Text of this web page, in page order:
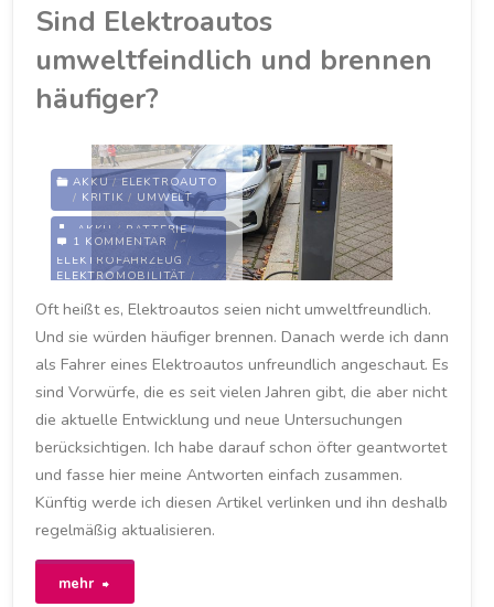
Sind Elektroautos
umweltfeindlich und brennen
häufiger?
AKKU / ELEKTROAUTO
/ KRITIK / UMWELT
AKKU / BATTERIE/
ELEKTROAUTO /
ELEKTROFAHRZEUG /
ELEKTROMOBILITÄT /
STROM /
STROMERZEUGUNG
UMWELT/
UMWELTVERTRÄGLICHKEIT
28. DEZEMBER 2021
1 KOMMENTAR
Oft heißt es, Elektroautos seien nicht umweltfreundlich.
Und sie würden häufiger brennen. Danach werde ich dann
als Fahrer eines Elektroautos unfreundlich angeschaut. Es
sind Vorwürfe, die es seit vielen Jahren gibt, die aber nicht
die aktuelle Entwicklung und neue Untersuchungen
berücksichtigen. Ich habe darauf schon öfter geantwortet
und fasse hier meine Antworten einfach zusammen.
Künftig werde ich diesen Artikel verlinken und ihn deshalb
regelmäßig aktualisieren.
mehr